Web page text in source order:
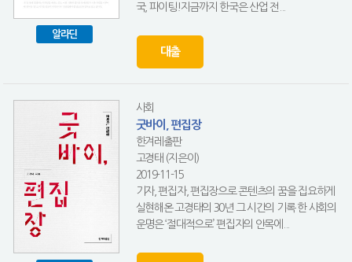
알라딘
국, 파이팅!지금까지 한국은 산업 전...
대출
사회
굿바이, 편집장
한겨레출판
고경태 (지은이)
2019-11-15
기자, 편집자, 편집장으로 콘텐츠의 꿈을 집요하게
실현해온 고경태의 30년 그 시간의 기록 한 사회의
운명은 ‘절대적으로’ 편집자의 안목에...